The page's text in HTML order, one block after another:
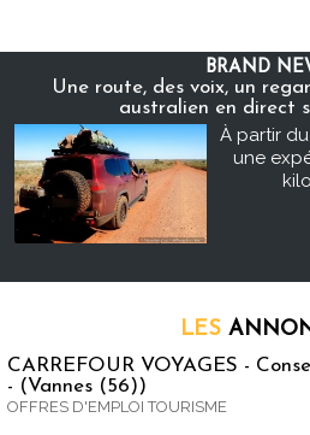
BRAND
Une route, des voix, un
australien en direct
À partir
une
LES
CARREFOUR VOYAGES -
- (Vannes (56))
OFFRES D'EMPLOI TOURISME